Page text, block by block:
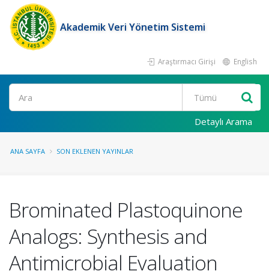
Akademik Veri Yönetim Sistemi
Araştırmacı Girişi English
Ara
Detaylı Arama
ANA SAYFA SON EKLENEN YAYINLAR
Brominated Plastoquinone
Analogs: Synthesis and
Antimicrobial Evaluation